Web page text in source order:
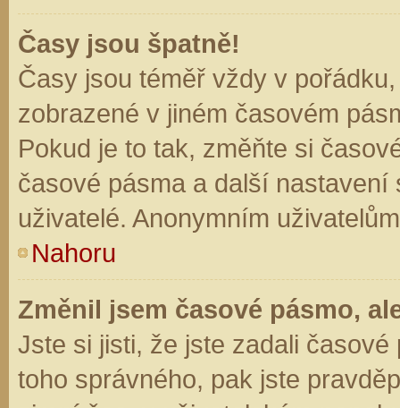
Časy jsou špatně!
Časy jsou téměř vždy v
zobrazené v jiném časovém
Pokud je to tak, změňte si
časové pásma a další
uživatelé. Anonymním
Nahoru
Změnil jsem časové pásmo,
Jste si jisti, že jste zadali
toho správného, pak jste